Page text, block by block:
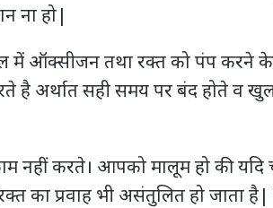
ना हो|
में ऑक्‍सीजन तथा रक्‍त को पंप करने के
है अर्थात सही समय पर बंद होते व
नहीं करते। आपको मालूम हो की
का प्रवाह भी असंतुलित हो जाता